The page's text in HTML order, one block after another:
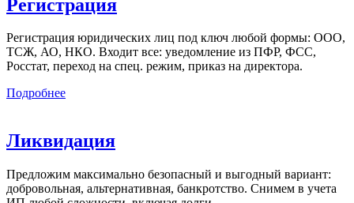
Регистрация
Регистрация юридических лиц под ключ любой формы: ООО,
ТСЖ, АО, НКО. Входит все: уведомление из ПФР, ФСС,
Росстат, переход на спец. режим, приказ на директора.
Подробнее
Ликвидация
Предложим максимально безопасный и выгодный вариант:
добровольная, альтернативная, банкротство. Снимем в учета